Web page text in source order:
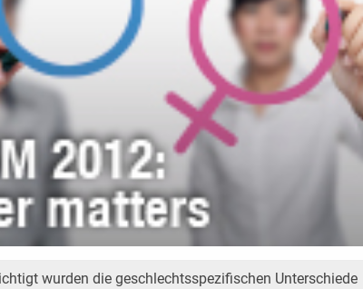
wurden die geschlechtsspezifischen Unterschiede